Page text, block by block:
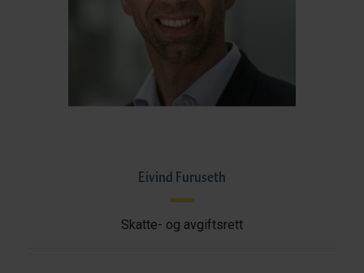
Eivind Furuseth
Skatte- og avgiftsrett